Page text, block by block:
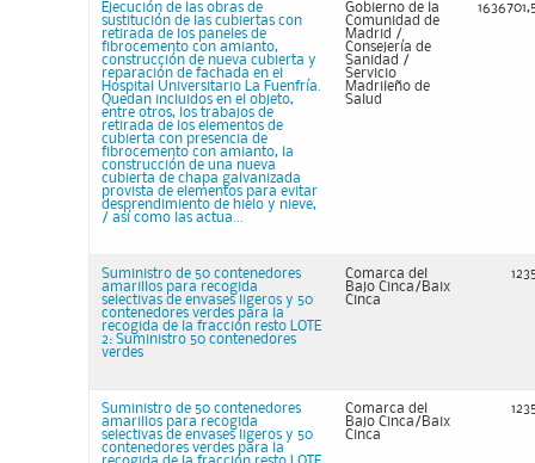
Ejecución de las obras de
sustitución de las cubiertas con
retirada de los paneles de
fibrocemento con amianto,
construcción de nueva cubierta y
reparación de fachada en el
Hospital Universitario La Fuenfría.
Quedan incluidos en el objeto,
entre otros, los trabajos de
retirada de los elementos de
cubierta con presencia de
fibrocemento con amianto, la
construcción de una nueva
cubierta de chapa galvanizada
provista de elementos para evitar
desprendimiento de hielo y nieve,
/ así como las actua...
Gobierno de la
Comunidad de
Madrid /
Consejería de
Sanidad /
Servicio
Madrileño de
Salud
Suministro de 50 contenedores
amarillos para recogida
selectivas de envases ligeros y 50
contenedores verdes para la
recogida de la fracción resto LOTE
2: Suministro 50 contenedores
verdes
Comarca del
Bajo Cinca/Baix
Cinca
Suministro de 50 contenedores
amarillos para recogida
selectivas de envases ligeros y 50
contenedores verdes para la
Comarca del
Bajo Cinca/Baix
Cinca